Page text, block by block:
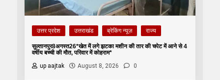
उत्तर प्रदेश उत्तराखंड ब्रेकिंग न्यूज़ राज्य
सुल्तानपुर8अगस्त26*खेत में लगे झटका मशीन की तार की चपेट में आने से 4
वर्षीय बच्ची की मौत, परिवार में कोहराम*
up aajtak
August 8, 2026 0